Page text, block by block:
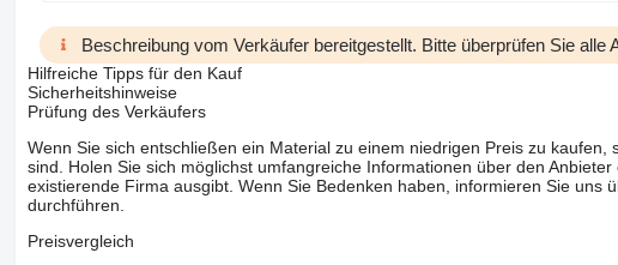
Beschreibung vom Verkäufer bereitgestellt. Bitte überprüfen Sie alle
Hilfreiche Tipps für den Kauf
Sicherheitshinweise
Prüfung des Verkäufers
Wenn Sie sich entschließen ein Material zu einem niedrigen Preis zu
sind. Holen Sie sich möglichst umfangreiche Informationen über den
existierende Firma ausgibt. Wenn Sie Bedenken haben, informieren Sie uns
durchführen.
Preisvergleich